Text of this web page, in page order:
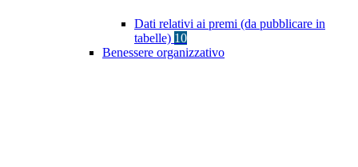
Dati relativi ai premi (da pubblicare in
tabelle) 10
Benessere organizzativo